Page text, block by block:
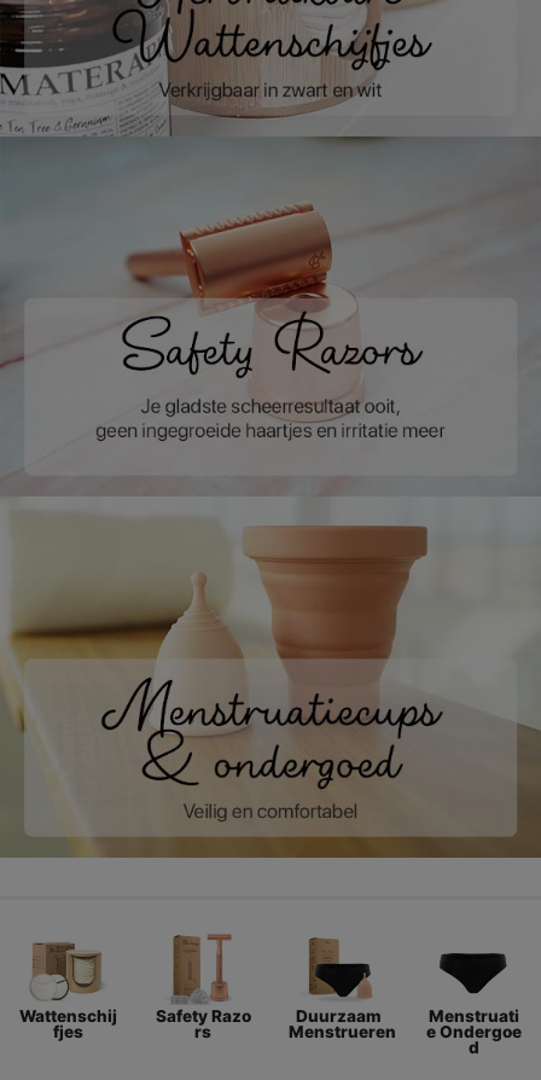
Wattenschij
fjes
Safety Razo
rs
Duurzaam
Menstrueren
Menstruati
e Ondergoe
d